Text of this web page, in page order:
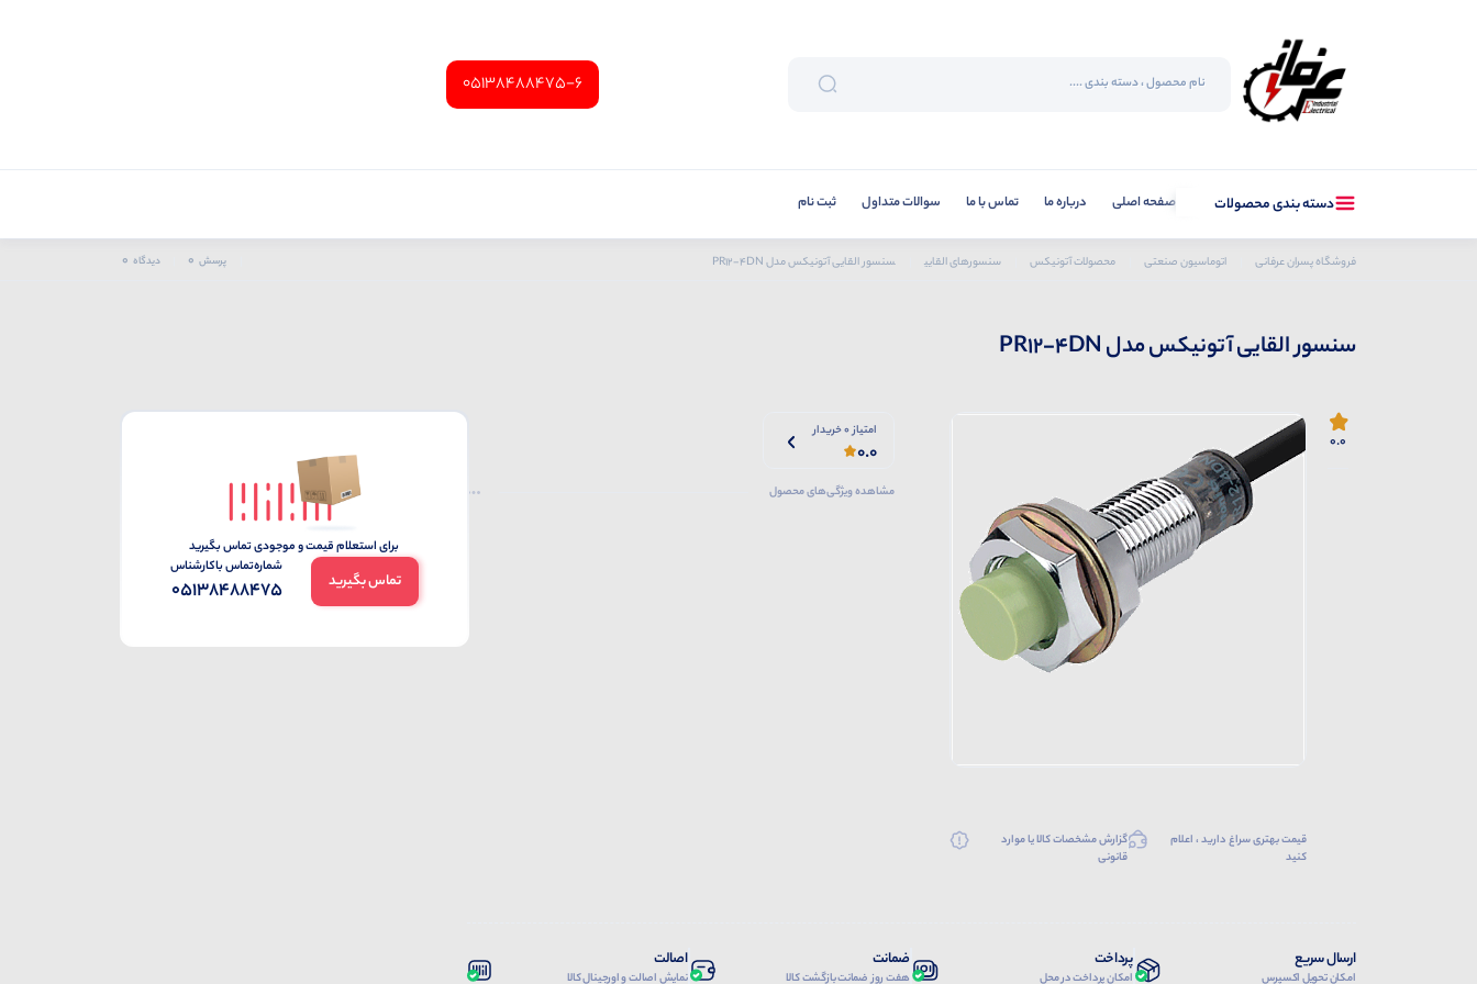
05138488475-6
دسته بندی محصولات صفحه اصلی درباره ما تماس با ما سوالات متداول ثبت نام
فروشگاه پسران عرفانی اتوماسیون صنعتی محصولات آتونیکس سنسورهای القایی سنسور القایی آتونیکس مدل PR12-4DN پرسش 0 دیدگاه 0
سنسور القایی آتونیکس مدل PR12-4DN
0.0
قیمت بهتری سراغ دارید ، اعلام
کنید
گزارش مشخصات کالا یا موارد
قانونی
امتیاز 0 خریدار
0.0
مشاهده ویژگی‌های محصول
ارسال سریع
امکان تحویل اکسپرس
پرداخت
امکان پرداخت در محل
ضمانت
هفت روز ضمانت بازگشت کالا
اصالت
نمایش اصالت و اورجینال کالا
برای استعلام قیمت و موجودی تماس بگیرید
تماس بگیرید
شماره‌تماس‌ با‌کارشناس
05138488475